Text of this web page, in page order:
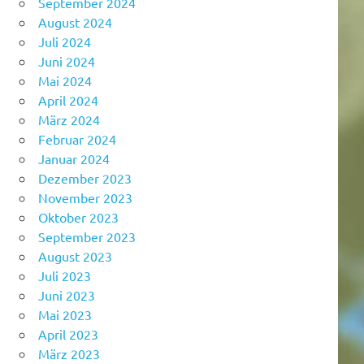
August 2024
Juli 2024
Juni 2024
Mai 2024
April 2024
März 2024
Februar 2024
Januar 2024
Dezember 2023
November 2023
Oktober 2023
September 2023
August 2023
Juli 2023
Juni 2023
Mai 2023
April 2023
März 2023